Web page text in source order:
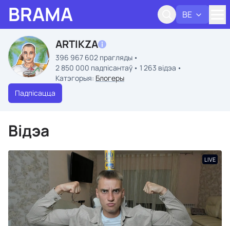
BRAMA BE
ARTIKZA
396 967 602 прагляды
2 850 000 падпісантаў
1 263 відэа
Катэгорыя: Блогеры
Падпісацца
Відэа
LIVE